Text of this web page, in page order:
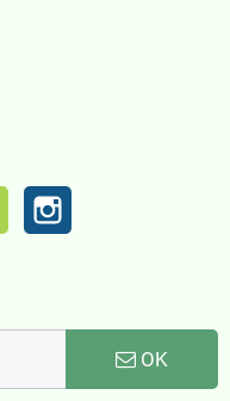
Vimeo
OK